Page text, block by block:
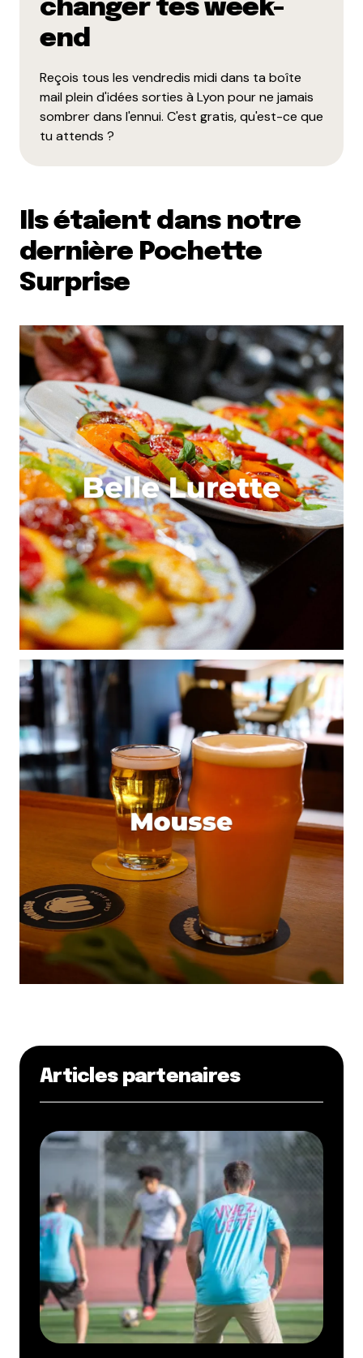
changer tes week-
end
Reçois tous les vendredis midi dans ta boîte
mail plein d'idées sorties à Lyon pour ne jamais
sombrer dans l'ennui. C'est gratis, qu'est-ce que
tu attends ?
Ils étaient dans notre
dernière Pochette
Surprise
Articles partenaires